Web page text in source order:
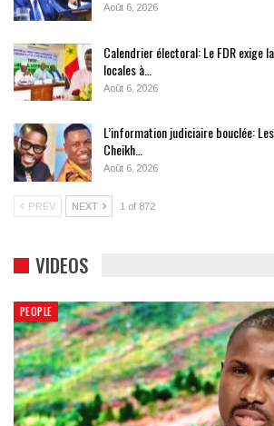
Août 6, 2026
Calendrier électoral: Le FDR exige
locales à…
Août 6, 2026
L’information judiciaire bouclée:
Cheikh…
Août 6, 2026
PREV NEXT 1 of 872
VIDEOS
PEOPLE